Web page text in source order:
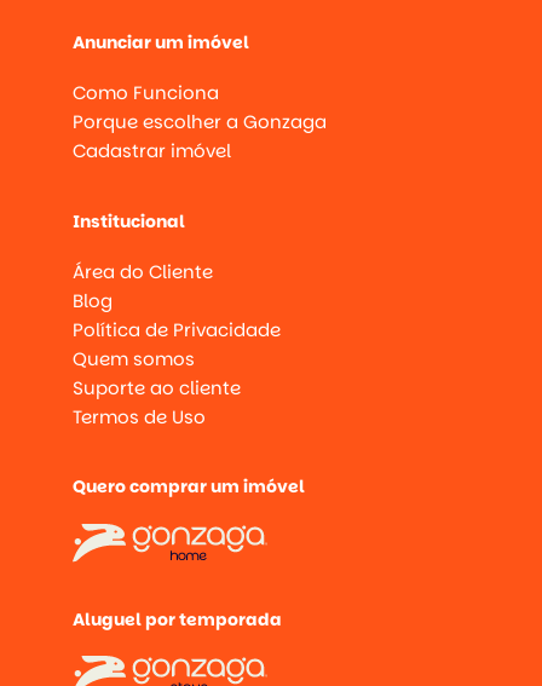
Anunciar um imóvel
Como Funciona
Porque escolher a Gonzaga
Cadastrar imóvel
Institucional
Área do Cliente
Blog
Política de Privacidade
Quem somos
Suporte ao cliente
Termos de Uso
Quero comprar um imóvel
Aluguel por temporada